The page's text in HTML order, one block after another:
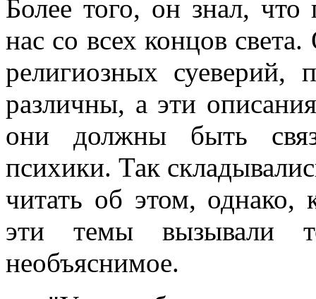
Более того, он знал,
нас со всех концов
религиозных суеверий,
различны, а эти
они должны быть
психики. Так
читать об этом, однако,
эти темы вызывали
необъяснимое.